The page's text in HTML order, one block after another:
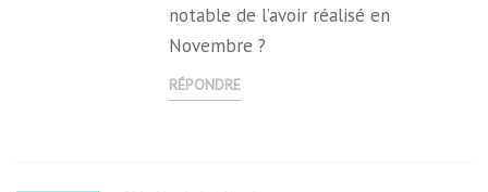
notable de l’avoir réalisé en
Novembre ?
RÉPONDRE